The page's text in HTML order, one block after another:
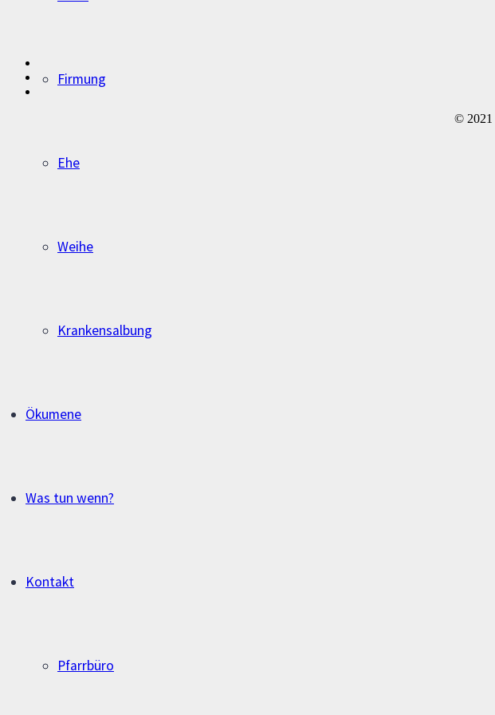
Firmung
Ehe
Weihe
Krankensalbung
Ökumene
Was tun wenn?
Kontakt
Pfarrbüro
© 2021